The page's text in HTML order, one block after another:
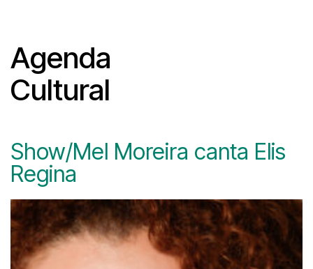
Agenda
Cultural
Show/Mel Moreira canta Elis
Regina